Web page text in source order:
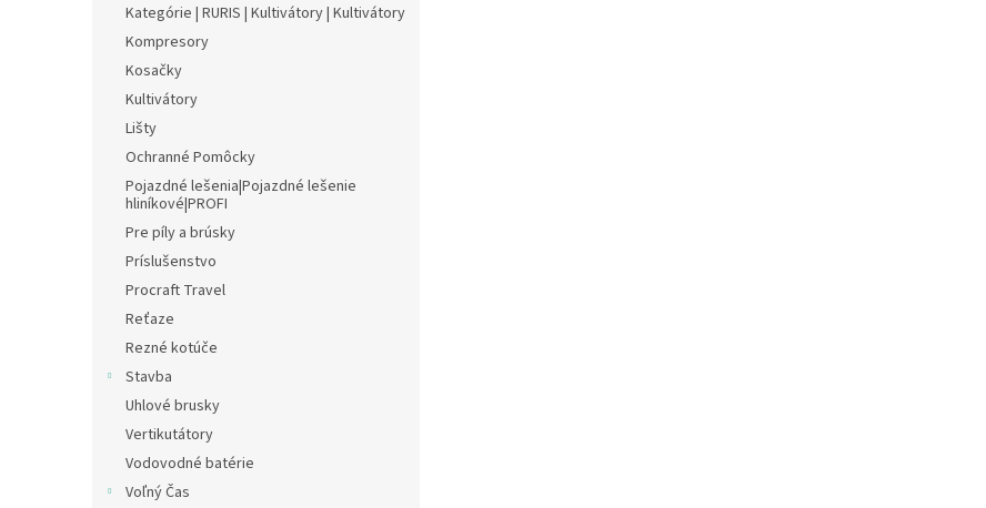
Kategórie | RURIS | Kultivátory | Kultivátory
Kompresory
Kosačky
Kultivátory
Lišty
Ochranné Pomôcky
Pojazdné lešenia|Pojazdné lešenie
hliníkové|PROFI
Pre píly a brúsky
Príslušenstvo
Procraft Travel
Reťaze
Rezné kotúče
Stavba
Uhlové brusky
Vertikutátory
Vodovodné batérie
Voľný Čas